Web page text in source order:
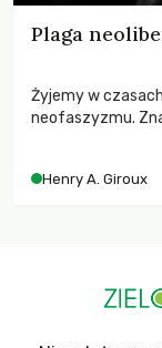
Plaga
Żyjemy w
neofaszyzmu.
wychowają
Henry A. Giroux